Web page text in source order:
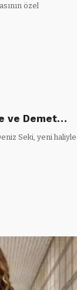
özel
ve Demet…
Seki, yeni haliyle